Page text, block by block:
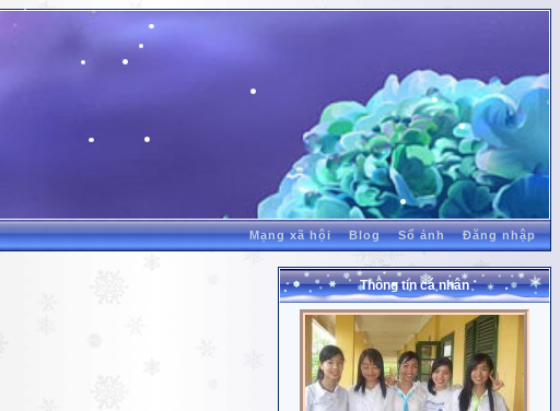
Mạng xã hội Blog Sổ ảnh Đăng nhập
Thông tin cá nhân